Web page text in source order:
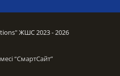
ЖШС 2023 - 2026
“СмартСайт”